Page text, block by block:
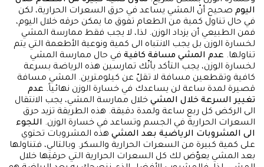
اليوم صحيح أنّ المشي يساعد في حرق السعرات الحرارية، لكن
في حال تناول كمية من الطعام تفوق ما يمكن حرقه خلال اليوم،
فمن الطبيعي أن يزداد الوزن. لذا، لا يجب فقط ممارسة المشي
لخسارة الوزن بل يجب الانتباه الى كمية ونوعية الأطعمة التي يتم
تناولها. عدم المشي مسافة كافية في حال ممارسة المشي
لخسارة الوزن، يجب التأكد بأنّك تمارسين هذه الرياضة بسرعة
كافية وتقطعين مسافة لا تقلّ عن كيلومترين. المشي مسافة
قصيرة لمدة ساعة لن يساعدك في خسارة الوزن نهائياً. عدم
تغيير السرعة خلال المشي خلال ممارسة المشي، يجب الانتقال
الى الركض كل ربع ساعة ولمدة دقيقة. هذه الطريقة تزيد حرق
السعرات الحرارية في الجسم وتساعد في خسارة الوزن. اللجوء
الى المشروبات الرياضية بعد المشي هذه المشروبات تحتوي
على كمية كبيرة من السعرات الحرارية والسكر. وبالتالي، فتناولها
بعد المشي يعوّض لك كل السعرات الحرارية التي حرقتِها خلال